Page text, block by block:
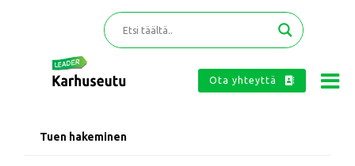
Ota yhteyttä
Tuen hakeminen